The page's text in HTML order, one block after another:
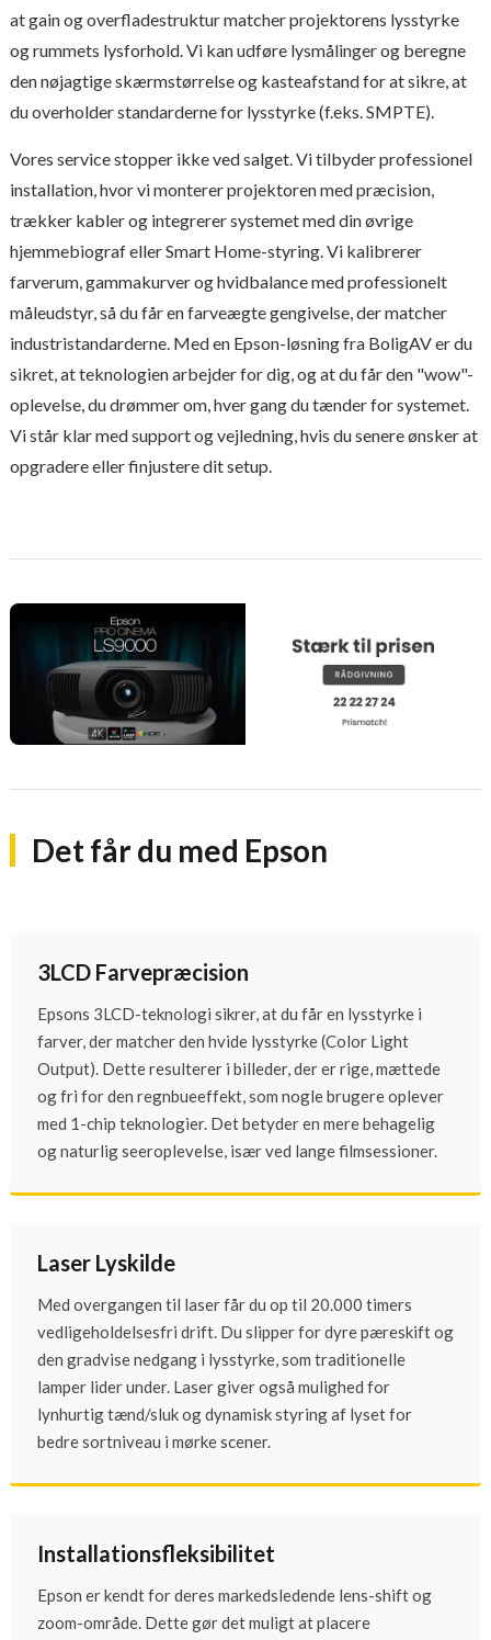
at gain og overfladestruktur matcher projektorens lysstyrke
og rummets lysforhold. Vi kan udføre lysmålinger og beregne
den nøjagtige skærmstørrelse og kasteafstand for at sikre, at
du overholder standarderne for lysstyrke (f.eks. SMPTE).
Vores service stopper ikke ved salget. Vi tilbyder professionel
installation, hvor vi monterer projektoren med præcision,
trækker kabler og integrerer systemet med din øvrige
hjemmebiograf eller Smart Home-styring. Vi kalibrerer
farverum, gammakurver og hvidbalance med professionelt
måleudstyr, så du får en farveægte gengivelse, der matcher
industristandarderne. Med en Epson-løsning fra BoligAV er du
sikret, at teknologien arbejder for dig, og at du får den "wow"-
oplevelse, du drømmer om, hver gang du tænder for systemet.
Vi står klar med support og vejledning, hvis du senere ønsker at
opgradere eller finjustere dit setup.
Det får du med Epson
3LCD Farvepræcision
Epsons 3LCD-teknologi sikrer, at du får en lysstyrke i
farver, der matcher den hvide lysstyrke (Color Light
Output). Dette resulterer i billeder, der er rige, mættede
og fri for den regnbueeffekt, som nogle brugere oplever
med 1-chip teknologier. Det betyder en mere behagelig
og naturlig seeroplevelse, især ved lange filmsessioner.
Laser Lyskilde
Med overgangen til laser får du op til 20.000 timers
vedligeholdelsesfri drift. Du slipper for dyre pæreskift og
den gradvise nedgang i lysstyrke, som traditionelle
lamper lider under. Laser giver også mulighed for
lynhurtig tænd/sluk og dynamisk styring af lyset for
bedre sortniveau i mørke scener.
Installationsfleksibilitet
Epson er kendt for deres markedsledende lens-shift og
zoom-område. Dette gør det muligt at placere